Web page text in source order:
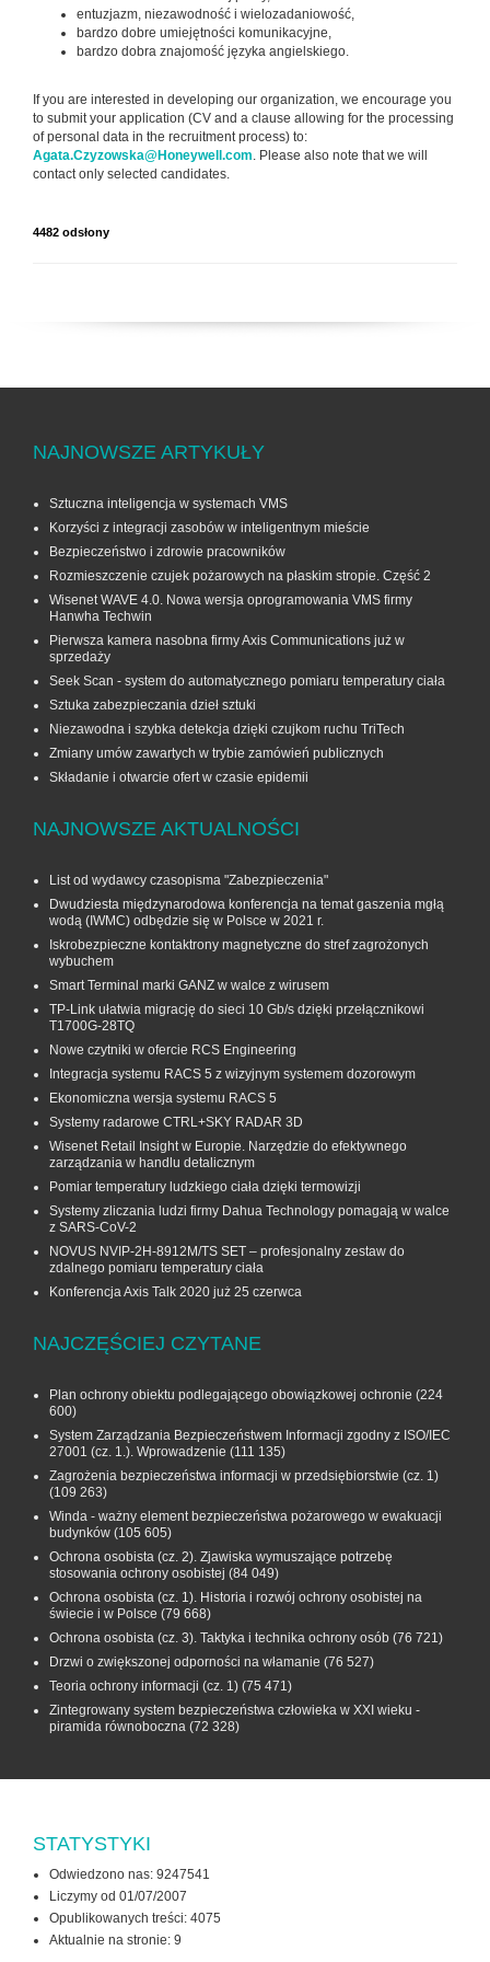
entuzjazm, niezawodność i wielozadaniowość,
bardzo dobre umiejętności komunikacyjne,
bardzo dobra znajomość języka angielskiego.
If you are interested in developing our organization, we encourage you
to submit your application (CV and a clause allowing for the processing
of personal data in the recruitment process) to:
Agata.Czyzowska@Honeywell.com. Please also note that we will
contact only selected candidates.
4482 odsłony
NAJNOWSZE ARTYKUŁY
Sztuczna inteligencja w systemach VMS
Korzyści z integracji zasobów w inteligentnym mieście
Bezpieczeństwo i zdrowie pracowników
Rozmieszczenie czujek pożarowych na płaskim stropie. Część 2
Wisenet WAVE 4.0. Nowa wersja oprogramowania VMS firmy
Hanwha Techwin
Pierwsza kamera nasobna firmy Axis Communications już w
sprzedaży
Seek Scan - system do automatycznego pomiaru temperatury ciała
Sztuka zabezpieczania dzieł sztuki
Niezawodna i szybka detekcja dzięki czujkom ruchu TriTech
Zmiany umów zawartych w trybie zamówień publicznych
Składanie i otwarcie ofert w czasie epidemii
NAJNOWSZE AKTUALNOŚCI
List od wydawcy czasopisma "Zabezpieczenia"
Dwudziesta międzynarodowa konferencja na temat gaszenia mgłą
wodą (IWMC) odbędzie się w Polsce w 2021 r.
Iskrobezpieczne kontaktrony magnetyczne do stref zagrożonych
wybuchem
Smart Terminal marki GANZ w walce z wirusem
TP-Link ułatwia migrację do sieci 10 Gb/s dzięki przełącznikowi
T1700G‑28TQ
Nowe czytniki w ofercie RCS Engineering
Integracja systemu RACS 5 z wizyjnym systemem dozorowym
Ekonomiczna wersja systemu RACS 5
Systemy radarowe CTRL+SKY RADAR 3D
Wisenet Retail Insight w Europie. Narzędzie do efektywnego
zarządzania w handlu detalicznym
Pomiar temperatury ludzkiego ciała dzięki termowizji
Systemy zliczania ludzi firmy Dahua Technology pomagają w walce
z SARS-CoV-2
NOVUS NVIP-2H-8912M/TS SET – profesjonalny zestaw do
zdalnego pomiaru temperatury ciała
Konferencja Axis Talk 2020 już 25 czerwca
NAJCZĘŚCIEJ CZYTANE
Plan ochrony obiektu podlegającego obowiązkowej ochronie (224
600)
System Zarządzania Bezpieczeństwem Informacji zgodny z ISO/IEC
27001 (cz. 1.). Wprowadzenie (111 135)
Zagrożenia bezpieczeństwa informacji w przedsiębiorstwie (cz. 1)
(109 263)
Winda - ważny element bezpieczeństwa pożarowego w ewakuacji
budynków (105 605)
Ochrona osobista (cz. 2). Zjawiska wymuszające potrzebę
stosowania ochrony osobistej (84 049)
Ochrona osobista (cz. 1). Historia i rozwój ochrony osobistej na
świecie i w Polsce (79 668)
Ochrona osobista (cz. 3). Taktyka i technika ochrony osób (76 721)
Drzwi o zwiększonej odporności na włamanie (76 527)
Teoria ochrony informacji (cz. 1) (75 471)
Zintegrowany system bezpieczeństwa człowieka w XXI wieku -
piramida równoboczna (72 328)
STATYSTYKI
Odwiedzono nas: 9247541
Liczymy od 01/07/2007
Opublikowanych treści: 4075
Aktualnie na stronie: 9